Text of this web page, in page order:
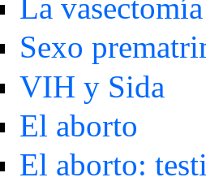
La vasectomía
Sexo
VIH y Sida
El aborto
El aborto: